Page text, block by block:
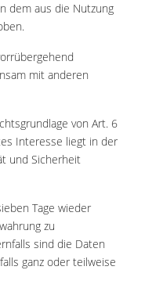
dem aus die Nutzung
mit anderen
von Art. 6
Interesse liegt in der
und Sicherheit
Tage wieder
zu
sind die Daten
ganz oder teilweise